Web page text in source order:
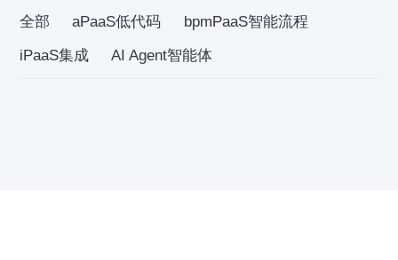
全部 aPaaS低代码
bpmPaaS智能流程
iPaaS集成
AI Agent智能体